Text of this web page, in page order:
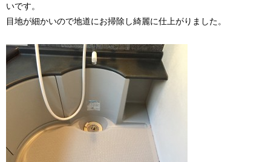
いです。
目地が細かいので地道にお掃除し綺麗に仕上がりました。